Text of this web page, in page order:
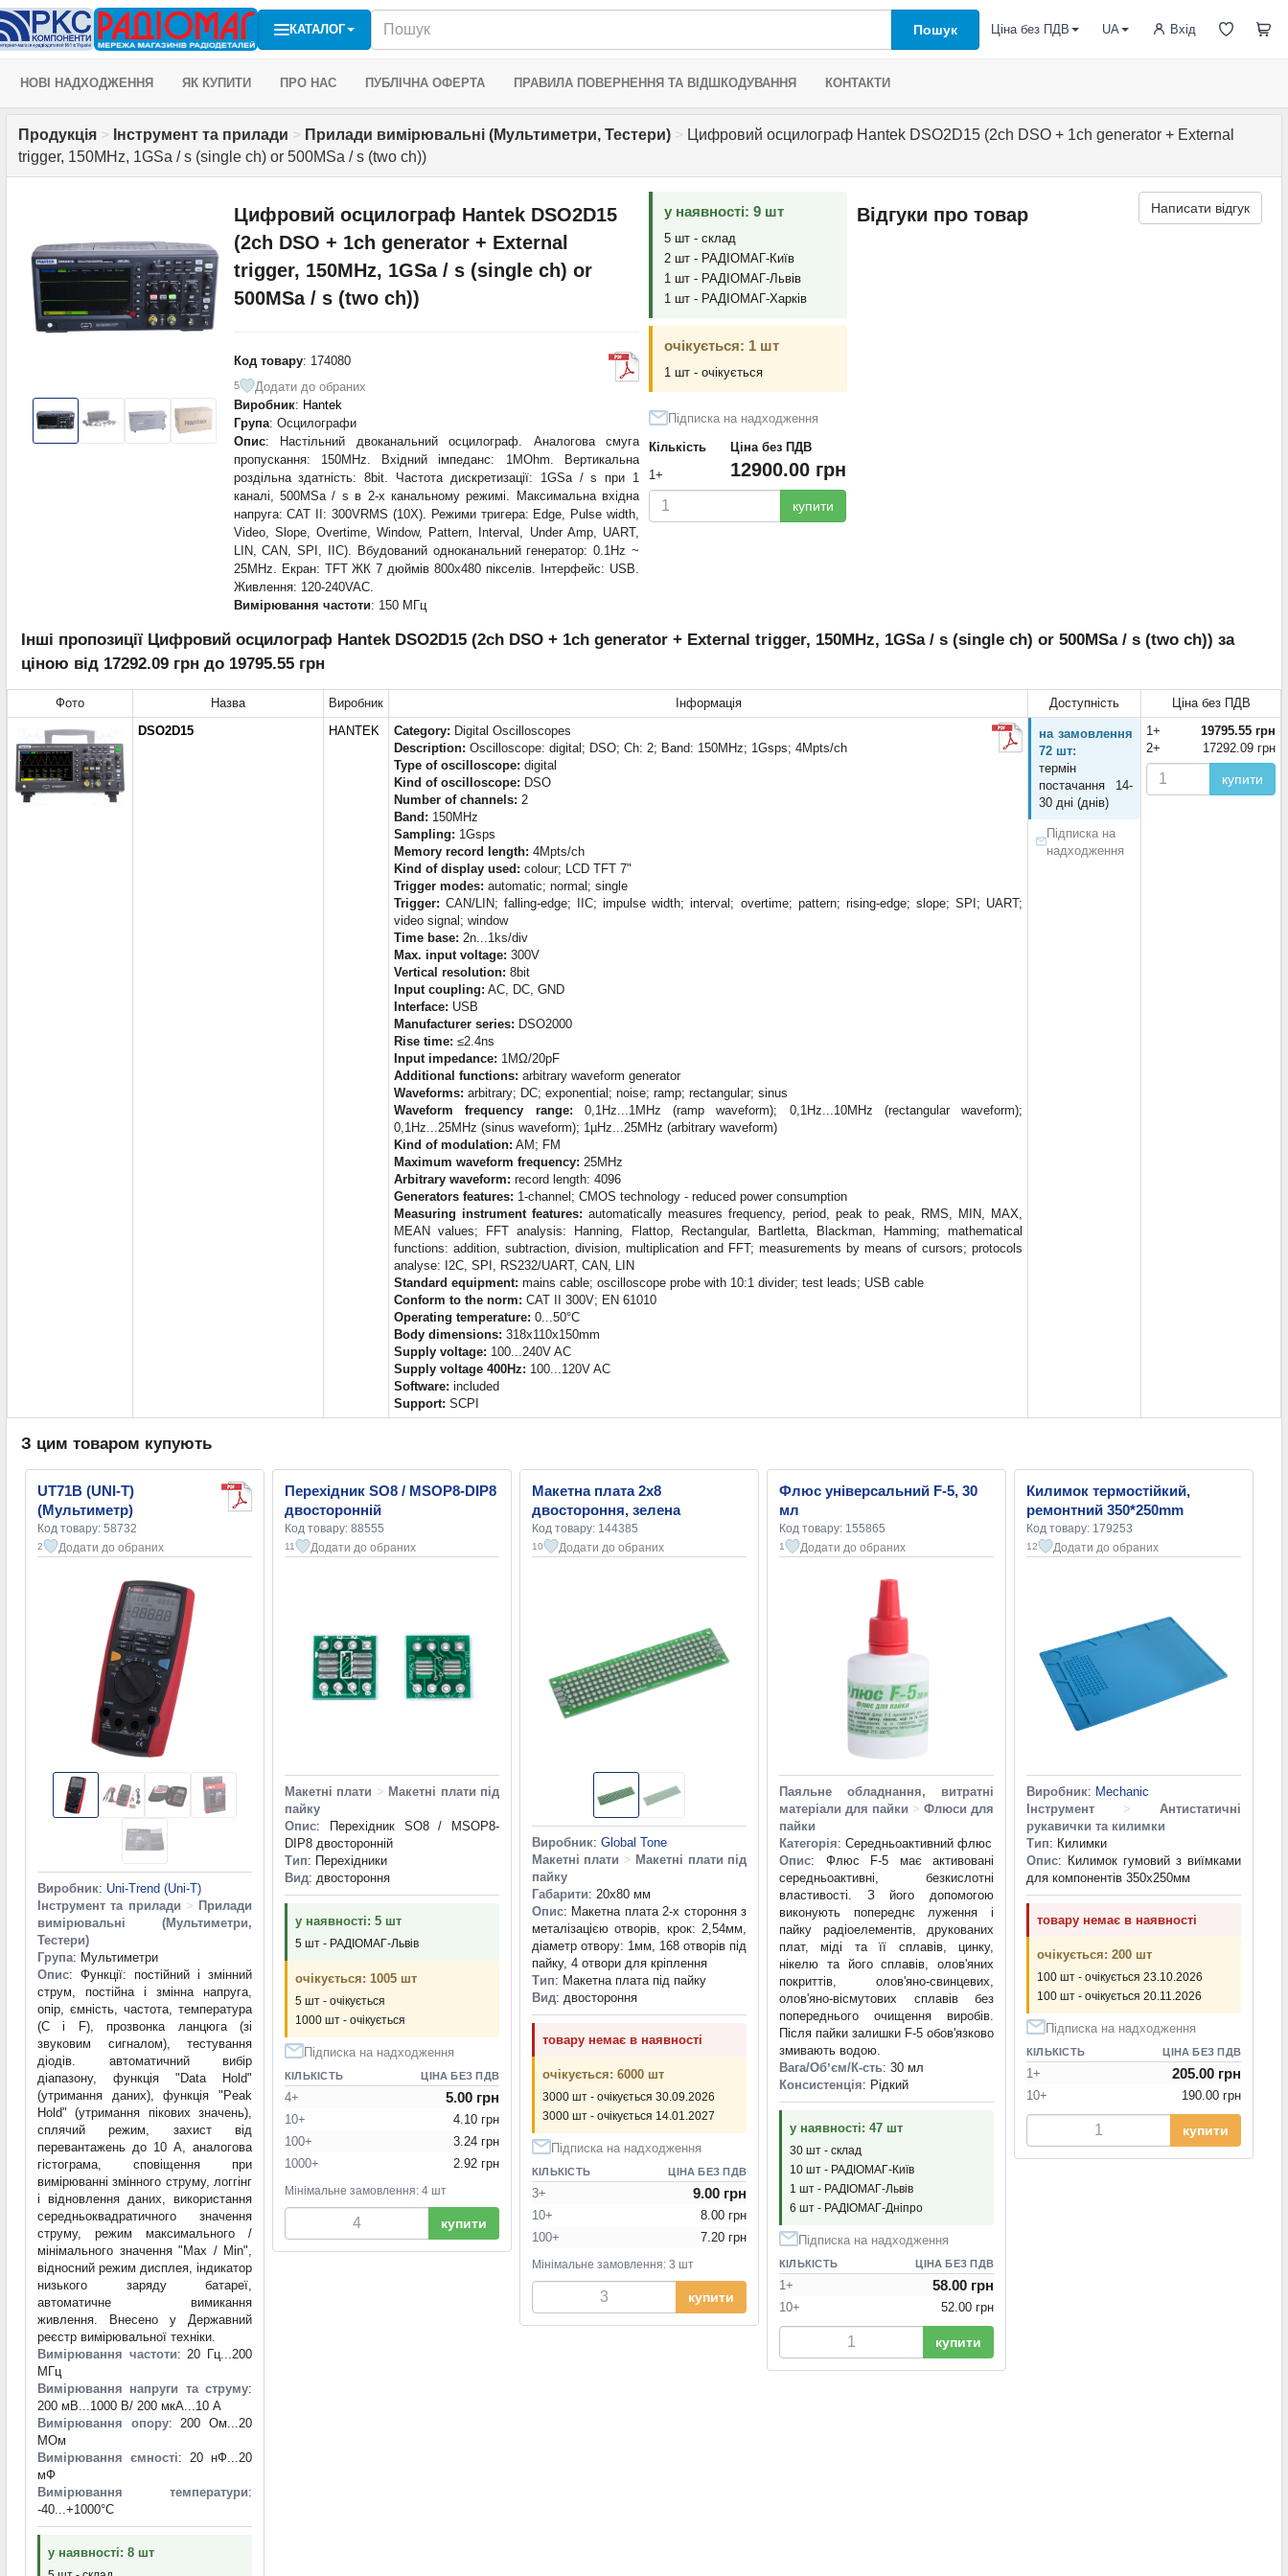
КАТАЛОГ Пошук Вхід
Ціна без ПДВ UA
НОВІ НАДХОДЖЕННЯ ЯК КУПИТИ ПРО НАС ПУБЛІЧНА ОФЕРТА ПРАВИЛА ПОВЕРНЕННЯ ТА ВІДШКОДУВАННЯ КОНТАКТИ
Продукція > Інструмент та прилади > Прилади вимірювальні (Мультиметри, Тестери) > Цифровий осцилограф Hantek DSO2D15 (2ch DSO + 1ch generator + External
trigger, 150MHz, 1GSa / s (single ch) or 500MSa / s (two ch))
Цифровий осцилограф Hantek DSO2D15
(2ch DSO + 1ch generator + External
trigger, 150MHz, 1GSa / s (single ch) or
500MSa / s (two ch))
Код товару: 174080
5
Додати до обраних
Виробник: Hantek
Група: Осцилографи
Опис: Настільний двоканальний осцилограф. Аналогова смуга
пропускання: 150MHz. Вхідний імпеданс: 1MOhm. Вертикальна
роздільна здатність: 8bit. Частота дискретизації: 1GSa / s при 1
каналі, 500MSa / s в 2-х канальному режимі. Максимальна вхідна
напруга: CAT II: 300VRMS (10X). Режими тригера: Edge, Pulse width,
Video, Slope, Overtime, Window, Pattern, Interval, Under Amp, UART,
LIN, CAN, SPI, IIC). Вбудований одноканальний генератор: 0.1Hz ~
25MHz. Екран: TFT ЖК 7 дюймів 800x480 пікселів. Інтерфейс: USB.
Живлення: 120-240VAC.
Вимірювання частоти: 150 МГц
у наявності: 9 шт
5 шт - склад
2 шт - РАДІОМАГ-Київ
1 шт - РАДІОМАГ-Львів
1 шт - РАДІОМАГ-Харків
очікується: 1 шт
1 шт - очікується
Підписка на надходження
Кількість
Ціна без ПДВ
1+
12900.00 грн
купити
Відгуки про товар Написати відгук
Інші пропозиції Цифровий осцилограф Hantek DSO2D15 (2ch DSO + 1ch generator + External trigger, 150MHz, 1GSa / s (single ch) or 500MSa / s (two ch)) за
ціною від 17292.09 грн до 19795.55 грн
Фото Назва Виробник Інформація Доступність
Ціна без ПДВ
DSO2D15
HANTEK Category: Digital Oscilloscopes
Description: Oscilloscope: digital; DSO; Ch: 2; Band: 150MHz; 1Gsps; 4Mpts/ch
Type of oscilloscope: digital
Kind of oscilloscope: DSO
Number of channels: 2
Band: 150MHz
Sampling: 1Gsps
Memory record length: 4Mpts/ch
Kind of display used: colour; LCD TFT 7"
Trigger modes: automatic; normal; single
Trigger: CAN/LIN; falling-edge; IIC; impulse width; interval; overtime; pattern; rising-edge; slope; SPI; UART;
video signal; window
Time base: 2n...1ks/div
Max. input voltage: 300V
Vertical resolution: 8bit
Input coupling: AC, DC, GND
Interface: USB
Manufacturer series: DSO2000
Rise time: ≤2.4ns
Input impedance: 1MΩ/20pF
Additional functions: arbitrary waveform generator
Waveforms: arbitrary; DC; exponential; noise; ramp; rectangular; sinus
Waveform frequency range: 0,1Hz...1MHz (ramp waveform); 0,1Hz...10MHz (rectangular waveform);
0,1Hz...25MHz (sinus waveform); 1µHz...25MHz (arbitrary waveform)
Kind of modulation: AM; FM
Maximum waveform frequency: 25MHz
Arbitrary waveform: record length: 4096
Generators features: 1-channel; CMOS technology - reduced power consumption
Measuring instrument features: automatically measures frequency, period, peak to peak, RMS, MIN, MAX,
MEAN values; FFT analysis: Hanning, Flattop, Rectangular, Bartletta, Blackman, Hamming; mathematical
functions: addition, subtraction, division, multiplication and FFT; measurements by means of cursors; protocols
analyse: I2C, SPI, RS232/UART, CAN, LIN
Standard equipment: mains cable; oscilloscope probe with 10:1 divider; test leads; USB cable
Conform to the norm: CAT II 300V; EN 61010
Operating temperature: 0...50°C
Body dimensions: 318x110x150mm
Supply voltage: 100...240V AC
Supply voltage 400Hz: 100...120V AC
Software: included
Support: SCPI
на замовлення
72 шт:
термін
постачання 14-
30 дні (днів)
Підписка на
надходження
1+
19795.55 грн
2+
17292.09 грн
купити
З цим товаром купують
UT71B (UNI-T)
(Мультиметр)
Код товару: 58732
2 Додати до обраних
Виробник: Uni-Trend (Uni-T)
Інструмент та прилади > Прилади
вимірювальні (Мультиметри,
Тестери)
Група: Мультиметри
Опис: Функції: постійний і змінний
струм, постійна і змінна напруга,
опір, ємність, частота, температура
(C і F), ​​прозвонка ланцюга (зі
звуковим сигналом), тестування
діодів. автоматичний вибір
діапазону, функція "Data Hold"
(утримання даних), функція "Peak
Hold" (утримання пікових значень),
сплячий режим, захист від
перевантажень до 10 А, аналогова
гістограма, сповіщення при
вимірюванні змінного струму, логгінг
і відновлення даних, використання
середньоквадратичного значення
струму, режим максимального /
мінімального значення "Max / Min",
відносний режим дисплея, індикатор
низького заряду батареї,
автоматичне вимикання
живлення. Внесено у Державний
реєстр вимірювальної техніки.
Вимірювання частоти: 20 Гц...200
МГц
Вимірювання напруги та струму:
200 мВ...1000 В/ 200 мкА...10 А
Вимірювання опору: 200 Ом...20
МОм
Вимірювання ємності: 20 нФ...20
мФ
Вимірювання температури:
-40...+1000°С
у наявності: 8 шт
Перехідник SO8 / MSOP8-DIP8
двосторонній
Код товару: 88555
11 Додати до обраних
Макетні плати > Макетні плати під
пайку
Опис: Перехідник SO8 / MSOP8-
DIP8 двосторонній
Тип: Перехідники
Вид: двостороння
у наявності: 5 шт
5 шт - РАДІОМАГ-Львів
очікується: 1005 шт
5 шт - очікується
1000 шт - очікується
Підписка на надходження
КІЛЬКІСТЬ ЦІНА БЕЗ ПДВ
4+ 5.00 грн
10+
4.10 грн
100+
3.24 грн
1000+
2.92 грн
Мінімальне замовлення: 4 шт
купити
Макетна плата 2x8
двостороння, зелена
Код товару: 144385
10 Додати до обраних
Виробник: Global Tone
Макетні плати > Макетні плати під
пайку
Габарити: 20x80 мм
Опис: Макетна плата 2-х стороння з
металізацією отворів, крок: 2,54мм,
діаметр отвору: 1мм, 168 отворів під
пайку, 4 отвори для кріплення
Тип: Макетна плата під пайку
Вид: двостороння
товару немає в наявності
очікується: 6000 шт
3000 шт - очікується 30.09.2026
3000 шт - очікується 14.01.2027
Підписка на надходження
КІЛЬКІСТЬ ЦІНА БЕЗ ПДВ
3+ 9.00 грн
10+
8.00 грн
100+
7.20 грн
Мінімальне замовлення: 3 шт
купити
Флюс універсальний F-5, 30
мл
Код товару: 155865
1 Додати до обраних
Паяльне обладнання, витратні
матеріали для пайки > Флюси для
пайки
Категорія: Середньоактивний флюс
Опис: Флюс F-5 має активовані
середньоактивні, безкислотні
властивості. З його допомогою
виконують попереднє луження і
пайку радіоелементів, друкованих
плат, міді та її сплавів, цинку,
нікелю та його сплавів, олов'яних
покриттів, олов'яно-свинцевих,
олов'яно-вісмутових сплавів без
попереднього очищення виробів.
Після пайки залишки F-5 обов'язково
змивають водою.
Вага/Обʼєм/К-сть: 30 мл
Консистенція: Рідкий
у наявності: 47 шт
30 шт - склад
10 шт - РАДІОМАГ-Київ
1 шт - РАДІОМАГ-Львів
6 шт - РАДІОМАГ-Дніпро
Підписка на надходження
КІЛЬКІСТЬ ЦІНА БЕЗ ПДВ
1+ 58.00 грн
10+ 52.00 грн
купити
Килимок термостійкий,
ремонтний 350*250mm
Код товару: 179253
12 Додати до обраних
Виробник: Mechanic
Інструмент
>
Антистатичні
рукавички та килимки
Тип: Килимки
Опис: Килимок гумовий з виїмками
для компонентів 350x250мм
товару немає в наявності
очікується: 200 шт
100 шт - очікується 23.10.2026
100 шт - очікується 20.11.2026
Підписка на надходження
КІЛЬКІСТЬ ЦІНА БЕЗ ПДВ
1+ 205.00 грн
10+ 190.00 грн
купити